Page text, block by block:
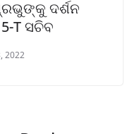
ଦର୍ଶନ
T ସଚିବ
2022